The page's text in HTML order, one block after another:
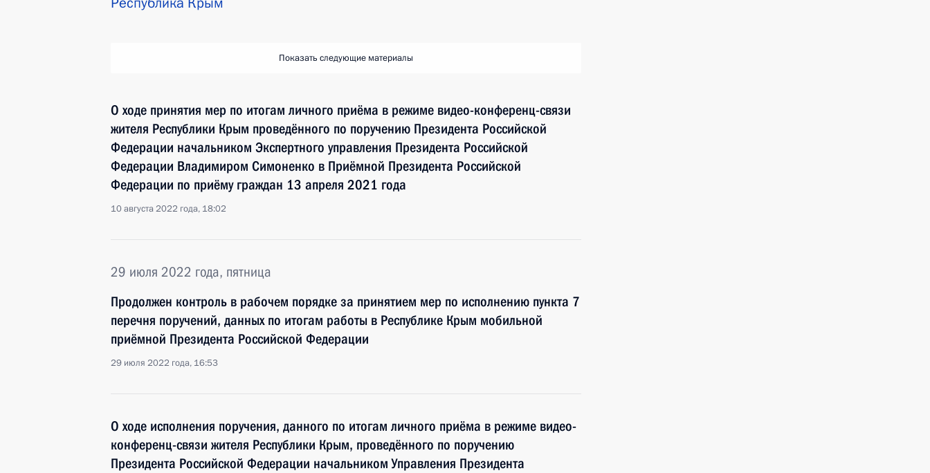
Показать следующие материалы
О ходе принятия мер по итогам личного приёма в режиме видео-конференц-связи
жителя Республики Крым проведённого по поручению Президента Российской
Федерации начальником Экспертного управления Президента Российской
Федерации Владимиром Симоненко в Приёмной Президента Российской
Федерации по приёму граждан 13 апреля 2021 года
10 августа 2022 года, 18:02
29 июля 2022 года, пятница
Продолжен контроль в рабочем порядке за принятием мер по исполнению пункта 7
перечня поручений, данных по итогам работы в Республике Крым мобильной
приёмной Президента Российской Федерации
29 июля 2022 года, 16:53
О ходе исполнения поручения, данного по итогам личного приёма в режиме видео-
конференц-связи жителя Республики Крым, проведённого по поручению
Президента Российской Федерации начальником Управления Президента